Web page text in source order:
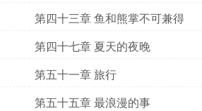
第四十三章 鱼和熊掌不可兼得
第四十七章 夏天的夜晚
第五十一章 旅行
第五十五章 最浪漫的事